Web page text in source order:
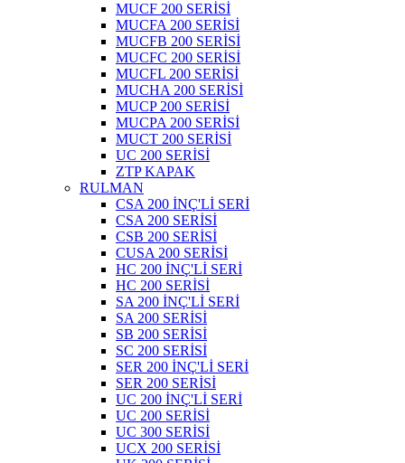
MUCF 200 SERİSİ
MUCFA 200 SERİSİ
MUCFB 200 SERİSİ
MUCFC 200 SERİSİ
MUCFL 200 SERİSİ
MUCHA 200 SERİSİ
MUCP 200 SERİSİ
MUCPA 200 SERİSİ
MUCT 200 SERİSİ
UC 200 SERİSİ
ZTP KAPAK
RULMAN
CSA 200 İNÇ'Lİ SERİ
CSA 200 SERİSİ
CSB 200 SERİSİ
CUSA 200 SERİSİ
HC 200 İNÇ'Lİ SERİ
HC 200 SERİSİ
SA 200 İNÇ'Lİ SERİ
SA 200 SERİSİ
SB 200 SERİSİ
SC 200 SERİSİ
SER 200 İNÇ'Lİ SERİ
SER 200 SERİSİ
UC 200 İNÇ'Lİ SERİ
UC 200 SERİSİ
UC 300 SERİSİ
UCX 200 SERİSİ